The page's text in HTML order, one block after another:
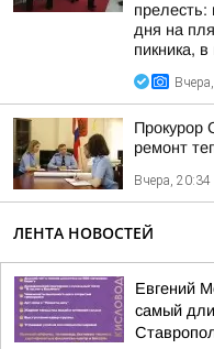
прелесть:
дня на
пикника,
Прокурор
ремонт
Вчера, 20:34
ЛЕНТА НОВОСТЕЙ
Евгений
самый